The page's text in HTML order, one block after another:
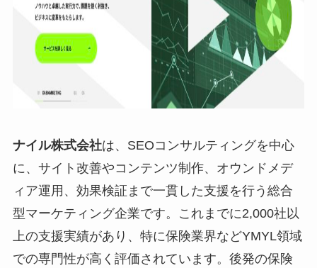
ナイル株式会社は、SEOコンサルティングを中心
に、サイト改善やコンテンツ制作、オウンドメデ
ィア運用、効果検証まで一貫した支援を行う総合
型マーケティング企業です。これまでに2,000社以
上の支援実績があり、特に保険業界などYMYL領域
での専門性が高く評価されています。後発の保険